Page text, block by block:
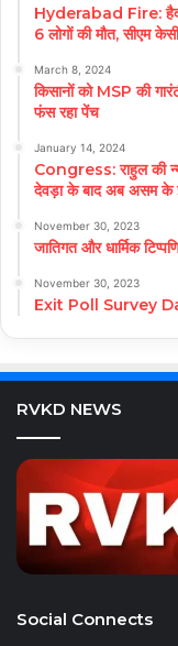
Hyderabad Fire:
6 लोगों की मौत, सीएम
March 8, 2024
किसानों को MSP की
फंस रहा पेंच
January 14, 2024
Congress: राहुल की
देवड़ा के बाद अब असम के
November 30, 2023
जातिगत और धार्मिक
November 30, 2023
Exit Poll Survey
RVKD NEWS
Social Connects